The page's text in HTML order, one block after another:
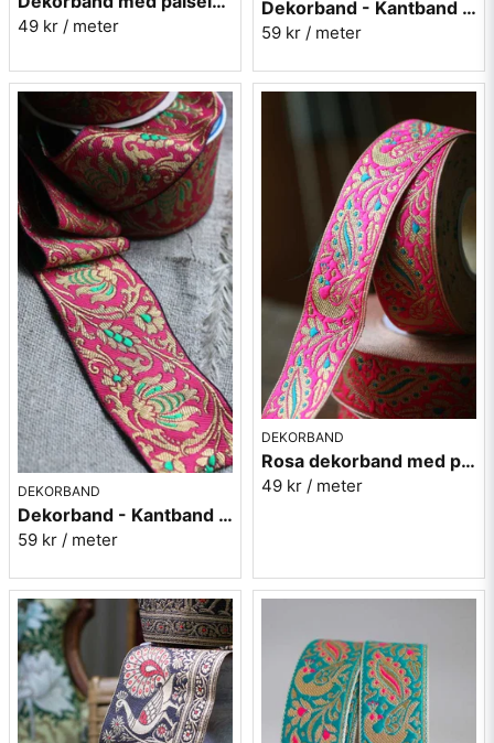
49 kr / meter
Dekorband - Kantband i textil Nr 40
59 kr / meter
DEKORBAND
Dekorband - Kantband i textil Nr 61
59 kr / meter
DEKORBAND
Rosa dekorband med påfåglar - 3cm
49 kr / meter